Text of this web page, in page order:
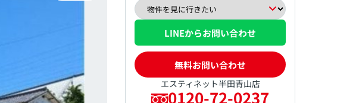
LINEからお問い合わせ
無料お問い合わせ
エスティネット半田青山店
0120-72-0237